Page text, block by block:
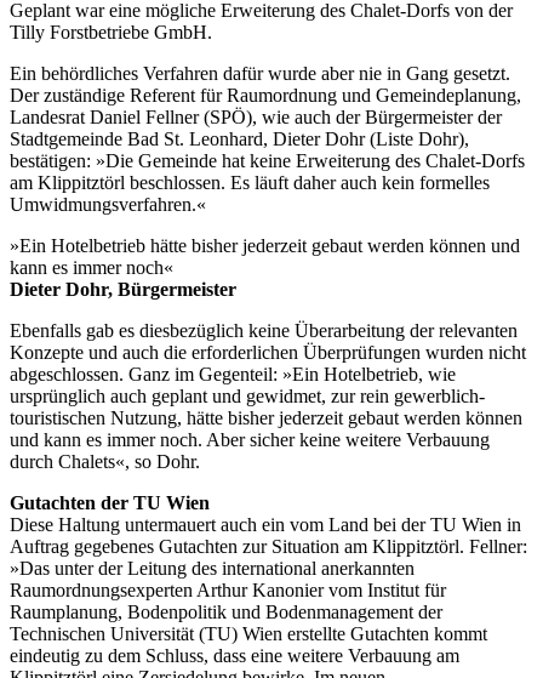
Geplant war eine mögliche Erweiterung des Chalet-Dorfs von der
Tilly Forstbetriebe GmbH.
Ein behördliches Verfahren dafür wurde aber nie in Gang gesetzt.
Der zuständige Referent für Raumordnung und Gemeindeplanung,
Landesrat Daniel Fellner (SPÖ), wie auch der Bürgermeister der
Stadtgemeinde Bad St. Leonhard, Dieter Dohr (Liste Dohr),
bestätigen: »Die Gemeinde hat keine Erweiterung des Chalet-Dorfs
am Klippitztörl beschlossen. Es läuft daher auch kein formelles
Umwidmungsverfahren.«
»Ein Hotelbetrieb hätte bisher jederzeit gebaut werden können und
kann es immer noch«
Dieter Dohr, Bürgermeister
Ebenfalls gab es diesbezüglich keine Überarbeitung der relevanten
Konzepte und auch die erforderlichen Überprüfungen wurden nicht
abgeschlossen. Ganz im Gegenteil: »Ein Hotelbetrieb, wie
ursprünglich auch geplant und gewidmet, zur rein gewerblich-
touristischen Nutzung, hätte bisher jederzeit gebaut werden können
und kann es immer noch. Aber sicher keine weitere Verbauung
durch Chalets«, so Dohr.
Gutachten der TU Wien
Diese Haltung untermauert auch ein vom Land bei der TU Wien in
Auftrag gegebenes Gutachten zur Situation am Klippitztörl. Fellner:
»Das unter der Leitung des international anerkannten
Raumordnungsexperten Arthur Kanonier vom Institut für
Raumplanung, Bodenpolitik und Bodenmanagement der
Technischen Universität (TU) Wien erstellte Gutachten kommt
eindeutig zu dem Schluss, dass eine weitere Verbauung am